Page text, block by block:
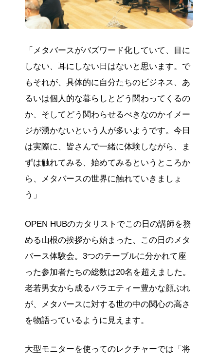
「メタバースがバズワード化していて、目に
しない、耳にしない日はないと思います。で
もそれが、具体的に自分たちのビジネス、あ
るいは個人的な暮らしとどう関わってくるの
か、そしてどう関わらせるべきなのかイメー
ジが湧かないという人が多いようです。今日
は実際に、皆さんで一緒に体験しながら、ま
ずは触れてみる、始めてみるというところか
ら、メタバースの世界に触れていきましょ
う」
OPEN HUBのカタリストでこの日の講師を務
める山根の挨拶から始まった、この日のメタ
バース体験会。3つのテーブルに分かれて座
った参加者たちの総数は20名を超えました。
老若男女から成るバラエティー豊かな顔ぶれ
が、メタバースに対する世の中の関心の高さ
を物語っているように見えます。
大型モニターを使ってのレクチャーでは「将